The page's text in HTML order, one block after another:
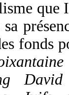
fonds